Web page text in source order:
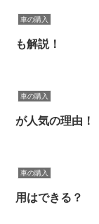
車の購入
も解説！
車の購入
が人気の理由！
車の購入
用はできる？